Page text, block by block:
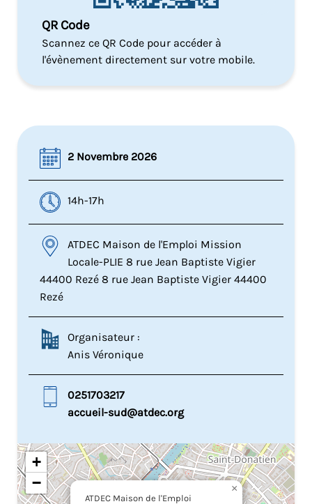
QR Code
Scannez ce QR Code pour accéder à
l'évènement directement sur votre mobile.
2 Novembre 2026
14h-17h
ATDEC Maison de l'Emploi Mission
Locale-PLIE 8 rue Jean Baptiste Vigier
44400 Rezé 8 rue Jean Baptiste Vigier 44400
Rezé
Organisateur :
Anis Véronique
0251703217
accueil-sud@atdec.org
ATDEC Maison de l'Emploi
×
+
−